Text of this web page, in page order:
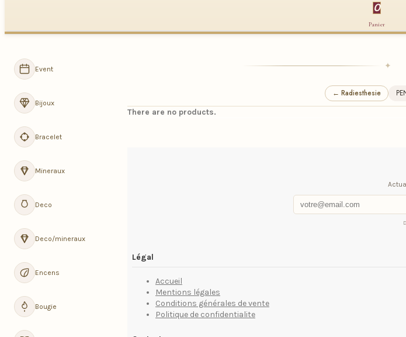
0
Panier
Event
Bijoux
Bracelet
Mineraux
Deco
Deco/mineraux
Encens
Bougie
✦
← Radiesthesie
There are no products.
Légal
Accueil
Mentions légales
Conditions générales de vente
Politique de confidentialite